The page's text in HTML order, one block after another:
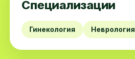
Специализации
Гинекология Неврология